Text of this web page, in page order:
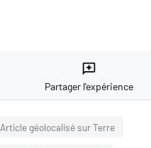
reviews
Partager l'expérience
Article géolocalisé sur Terre